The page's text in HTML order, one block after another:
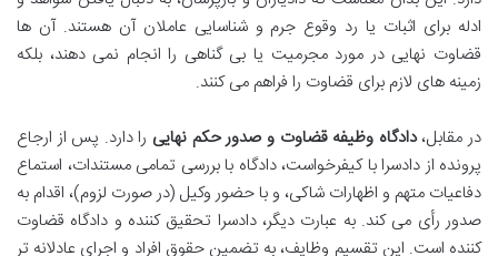
ادله برای اثبات یا رد وقوع جرم و شناسایی عاملان آن هستند. آن ها
قضاوت نهایی در مورد مجرمیت یا بی گناهی را انجام نمی دهند، بلکه
زمینه های لازم برای قضاوت را فراهم می کنند.
در مقابل،دادگاه وظیفه قضاوت و صدور حکم نهایی را دارد. پس از ارجاع
پرونده از دادسرا با کیفرخواست، دادگاه با بررسی تمامی مستندات، استماع
دفاعیات متهم و اظهارات شاکی، و با حضور وکیل (در صورت لزوم)، اقدام به
صدور رأی می کند. به عبارت دیگر، دادسرا تحقیق کننده و دادگاه قضاوت
کننده است. این تقسیم وظایف، به تضمین حقوق افراد و اجرای عادلانه تر